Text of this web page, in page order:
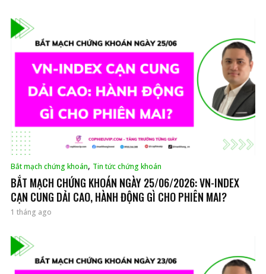
Bắt mạch chứng khoán, Tin tức chứng khoán
BẮT MẠCH CHỨNG KHOÁN NGÀY 25/06/2026: VN-INDEX
CẠN CUNG DẢI CAO, HÀNH ĐỘNG GÌ CHO PHIÊN MAI?
1 tháng ago